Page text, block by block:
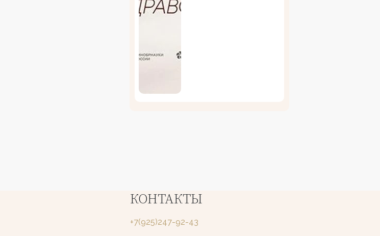
КОНТАКТЫ
+7(925)247-92-43